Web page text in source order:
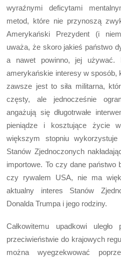
wyraźnymi deficytami
metod, które nie przynoszą
Amerykański Prezydent (i
uważa, że skoro jakieś państwo
a nawet powinno, jej używać.
amerykańskie interesy w sposób,
zawsze jest to siła militarna,
częsty, ale jednocześnie
angażują się długotrwałe
pieniądze i kosztujące życie
większym stopniu
Stanów Zjednoczonych
importowe. To czy dane państwo
czy rywalem USA, nie ma
aktualny interes Stanów
Donalda Trumpa i jego rodziny.
Całkowitemu upadkowi
przeciwieństwie do krajowych
można wyegzekwować